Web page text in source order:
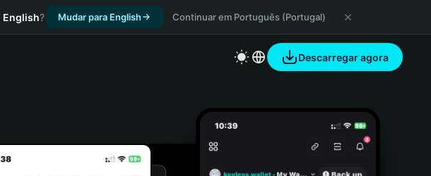
English? Mudar para English Continuar em Português (Portugal)
Descarregar agora